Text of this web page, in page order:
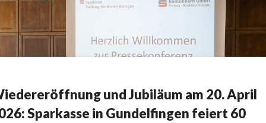
und Jubiläum am 20. April
Sparkasse in Gundelfingen feiert 60